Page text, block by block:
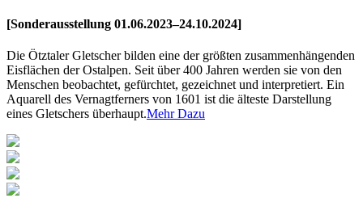
[Sonderausstellung 01.06.2023–24.10.2024]
Die Ötztaler Gletscher bilden eine der größten zusammenhängenden
Eisflächen der Ostalpen. Seit über 400 Jahren werden sie von den
Menschen beobachtet, gefürchtet, gezeichnet und interpretiert. Ein
Aquarell des Vernagtferners von 1601 ist die älteste Darstellung
eines Gletschers überhaupt.Mehr Dazu